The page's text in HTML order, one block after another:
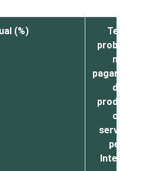
(%)
Teve
problema
no
pagamento
de
produtos
ou
serviços
pela
Internet